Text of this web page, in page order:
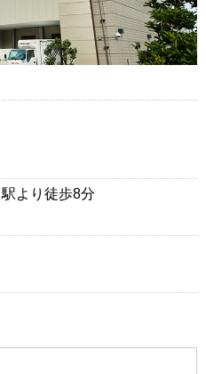
より徒歩8分